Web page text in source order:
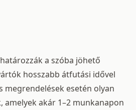
a szóba jöhető
hosszabb átfutási idővel
megrendelések esetén olyan
amelyek akár 1–2 munkanapon